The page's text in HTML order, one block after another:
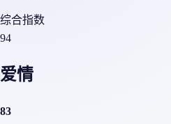
综合指数
94
爱情
83